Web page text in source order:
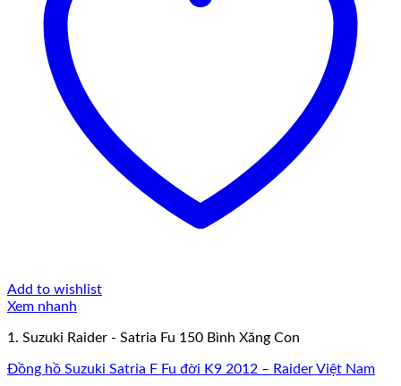
Add to wishlist
Xem nhanh
1. Suzuki Raider - Satria Fu 150 Bình Xăng Con
Đồng hồ Suzuki Satria F Fu đời K9 2012 – Raider Việt Nam